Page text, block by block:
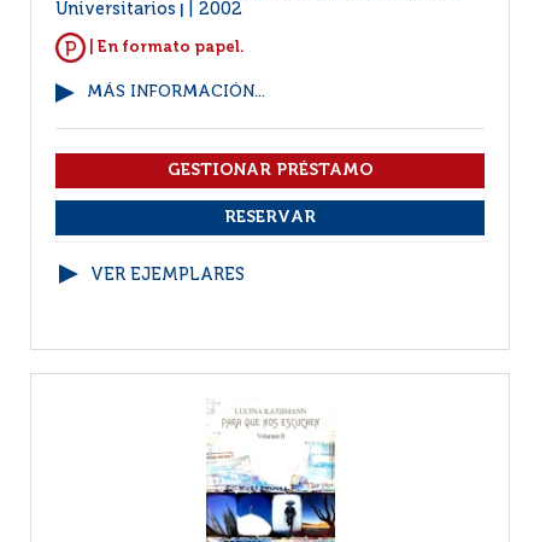
Universitarios
2002
| En formato papel.
MÁS INFORMACIÓN...
VER EJEMPLARES